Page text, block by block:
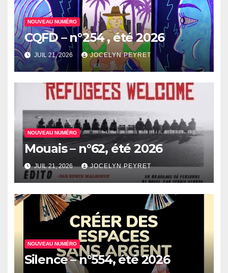
NOUVEAU NUMÉRO
CQFD – n°254 , été 2026
JUIL 21, 2026 JOCELYN PEYRET
NOUVEAU NUMÉRO
Mouais – n°62, été 2026
JUIL 21, 2026 JOCELYN PEYRET
NOUVEAU NUMÉRO
Silence – n°554, été 2026